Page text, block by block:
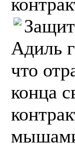
Адиль
что
конца